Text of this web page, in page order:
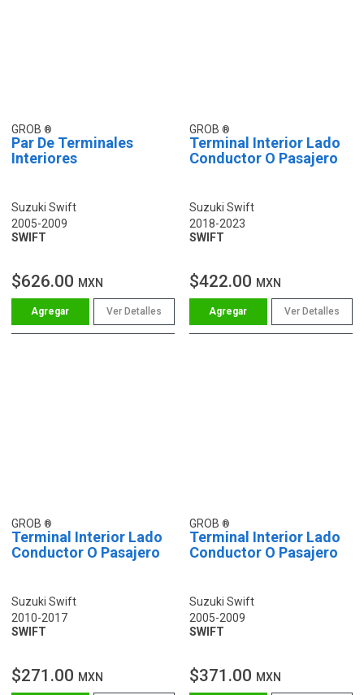
GROB
Par De Terminales
Interiores
Suzuki Swift
2005-2009
SWIFT
$626.00 MXN
Ver Detalles
GROB
Terminal Interior Lado
Conductor O Pasajero
Suzuki Swift
2018-2023
SWIFT
$422.00 MXN
Ver Detalles
GROB
Terminal Interior Lado
Conductor O Pasajero
Suzuki Swift
2010-2017
SWIFT
$271.00 MXN
GROB
Terminal Interior Lado
Conductor O Pasajero
Suzuki Swift
2005-2009
SWIFT
$371.00 MXN